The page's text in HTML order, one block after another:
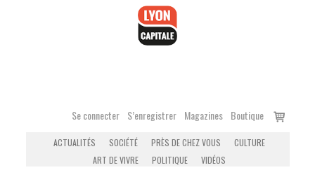
Se connecter S’enregistrer Magazines Boutique
Voir
ACTUALITÉS SOCIÉTÉ PRÈS DE CHEZ VOUS
CULTURE
ART DE VIVRE
POLITIQUE VIDÉOS